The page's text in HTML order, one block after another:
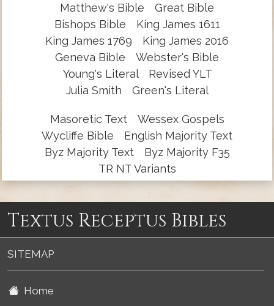
Matthew's Bible
Great Bible
Bishops Bible
King James 1611
King James 1769
King James 2016
Geneva Bible
Webster's Bible
Young's Literal
Revised YLT
Julia Smith
Green's Literal
Masoretic Text
Wessex Gospels
Wycliffe Bible
English Majority Text
Byz Majority Text
Byz Majority F35
TR NT Variants
Textus Receptus Bibles
SITEMAP
Home